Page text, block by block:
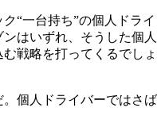
“一台持ち”の個人ドライ
はいずれ、そうした個人
戦略を打ってくるでしょ
個人ドライバーではさば